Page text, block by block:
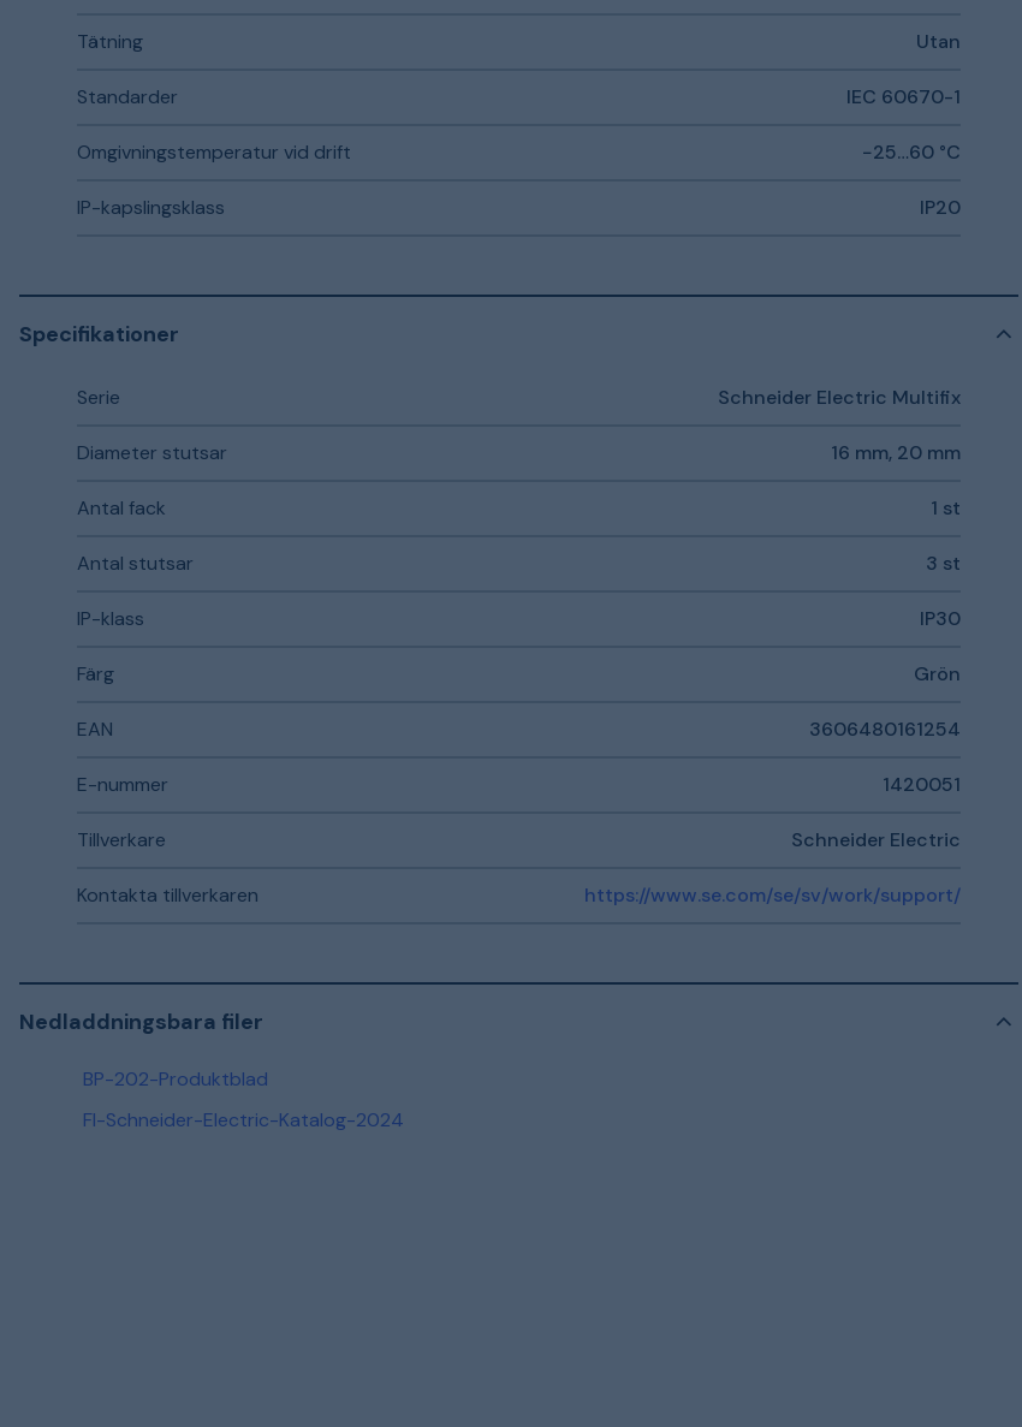
Tätning Utan
Standarder IEC 60670-1
Omgivningstemperatur vid drift −25…60 °C
IP-kapslingsklass IP20
Specifikationer
Serie Schneider Electric Multifix
Diameter stutsar 16 mm, 20 mm
Antal fack 1 st
Antal stutsar 3 st
IP-klass IP30
Färg Grön
EAN 3606480161254
E-nummer 1420051
Tillverkare Schneider Electric
Kontakta tillverkaren https://www.se.com/se/sv/work/support/
Nedladdningsbara filer
BP-202-Produktblad
FI-Schneider-Electric-Katalog-2024